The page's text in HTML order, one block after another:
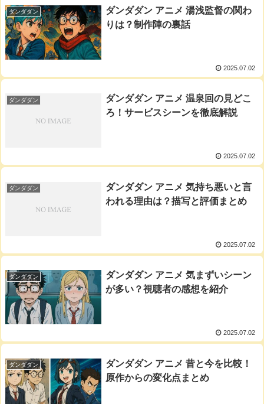
ダンダダン
ダンダダン アニメ 湯浅監督の関わ
りは？制作陣の裏話
2025.07.02
ダンダダン
ダンダダン アニメ 温泉回の見どこ
ろ！サービスシーンを徹底解説
2025.07.02
ダンダダン
ダンダダン アニメ 気持ち悪いと言
われる理由は？描写と評価まとめ
2025.07.02
ダンダダン
ダンダダン アニメ 気まずいシーン
が多い？視聴者の感想を紹介
2025.07.02
ダンダダン
ダンダダン アニメ 昔と今を比較！
原作からの変化点まとめ